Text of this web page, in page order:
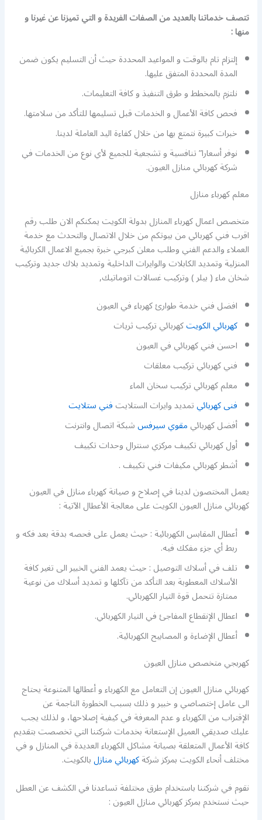
تتصف خدماتنا بالعديد من الصفات الفريدة و التي تميزنا عن غيرنا و
منها :
إلتزام تام بالوقت و المواعيد المحددة حيث أن التسليم يكون ضمن
المدة المحددة المتفق عليها.
نلتزم بالمخطط و طرق التنفيذ و كافة التعليمات.
فحص كافة الأعمال و الخدمات قبل تسليمها للتأكد من سلامتها.
خبرات كبيرة نتمتع بها من خلال كفاءة اليد العاملة لدينا.
نوفر أسعارا” تنافسية و تشجعية للجميع لأي نوع من الخدمات في
شركة كهربائي منازل العيون.
معلم كهرباء منازل
متخصص اعمال كهرباء المنازل بدولة الكويت يمكنكم الان طلب رقم
اقرب فني كهربائي من بيوتكم من خلال الاتصال والتحدث مع خدمة
العملاء والدعم الفني وطلب معلن كبرجي خبرة بجميع الاعمال الكربائية
المنزلية وتمديد الكابلات والوايرات الداخلية وتمديد بلاك جديد وتركيب
شخان ماء ( بيلر ) وتركيب غسالات اتوماتيك,
افضل فني خدمة طوارئ كهرباء في العيون
كهربائي الكويتكهربائي تركيب ثريات
احسن فني كهربائي في العيون
فني كهربائي تركيب معلقات
معلم كهربائي تركيب سخان الماء
فنى كهربائيتمديد وايرات الستلايتفني ستلايت
أفضل كهربائيمقوي سيرفسشبكة اتصال وانترنت
أول كهربائي تكييف مركزي سنترال وحدات تكييف
أشطر كهربائي مكيفات فني تكييف .
يعمل المختصون لدينا في إصلاح و صيانة كهرباء منازل في العيون
كهربائي منازل العيون الكويت على معالجة الأعطال الآتية :
أعطال المقابس الكهربائية : حيث يعمل على فحصه بدقة بعد فكه و
ربط أي جزء مفكك فيه.
تلف في أسلاك التوصيل : حيث يعمد الفني الخبير الى تغير كافة
الأسلاك المعطوبة بعد التأكد من تآكلها و تمديد أسلاك من نوعية
ممتازة تتحمل قوة التيار الكهربائي.
اعطال الإنقطاع المفاجئ في التيار الكهربائي.
أعطال الإضاءة و المصابيح الكهربائية.
كهربجي متخصص منازل العيون
كهربائي منازل العيون إن التعامل مع الكهرباء و أعطالها المتنوعة يحتاج
الى عامل إختصاصي و خبير و ذلك بسبب الخطورة الناجمة عن
الإقتراب من الكهرباء و عدم المعرفة في كيفية إصلاحها، و لذلك يجب
عليك صديقي العميل الإستعانة بخدمات شركتنا التي تخصصت بتقديم
كافة الأعمال المتعلقة بصيانة مشاكل الكهرباء العديدة في المنازل و في
مختلف أنحاء الكويت بمركز شركةكهربائي منازلبالكويت.
نقوم في شركتنا باستخدام طرق مختلفة تساعدنا في الكشف عن العطل
حيث نستخدم بمركز كهربائي منازل العيون :